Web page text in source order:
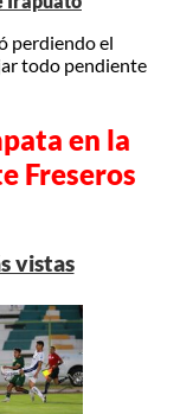
perdiendo el
todo pendiente
en la
Freseros
vistas